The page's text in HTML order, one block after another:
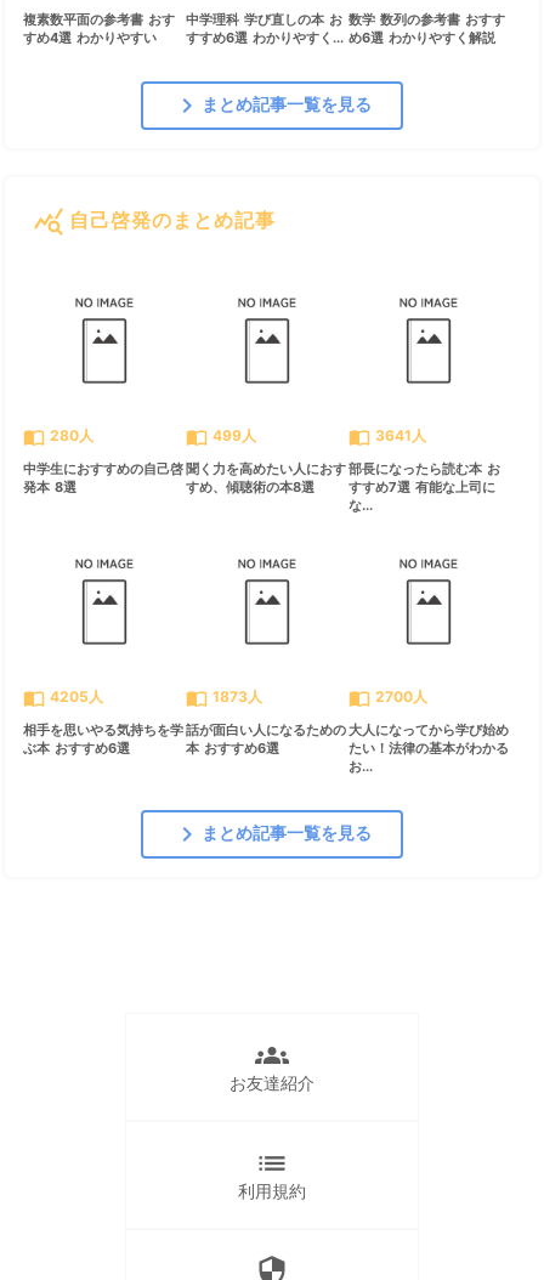
複素数平面の参考書 おす
すめ4選 わかりやすい
中学理科 学び直しの本 お
すすめ6選 わかりやすく...
数学 数列の参考書 おすす
め6選 わかりやすく解説
chevron_right まとめ記事一覧を見る
query_stats 自己啓発のまとめ記事
import_contacts 280人
中学生におすすめの自己啓
発本 8選
import_contacts 499人
聞く力を高めたい人におす
すめ、傾聴術の本8選
import_contacts 3641人
部長になったら読む本 お
すすめ7選 有能な上司に
な...
import_contacts 4205人
相手を思いやる気持ちを学
ぶ本 おすすめ6選
import_contacts 1873人
話が面白い人になるための
本 おすすめ6選
import_contacts 2700人
大人になってから学び始め
たい！法律の基本がわかる
お...
chevron_right まとめ記事一覧を見る
groups
お友達紹介
list
利用規約
security